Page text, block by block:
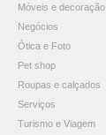
Móveis e decoração
Negócios
Ótica e Foto
Pet shop
Roupas e calçados
Serviços
Turismo e Viagem